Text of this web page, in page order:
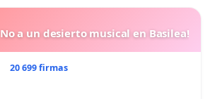
No a un desierto musical en Basilea!
20 699 firmas